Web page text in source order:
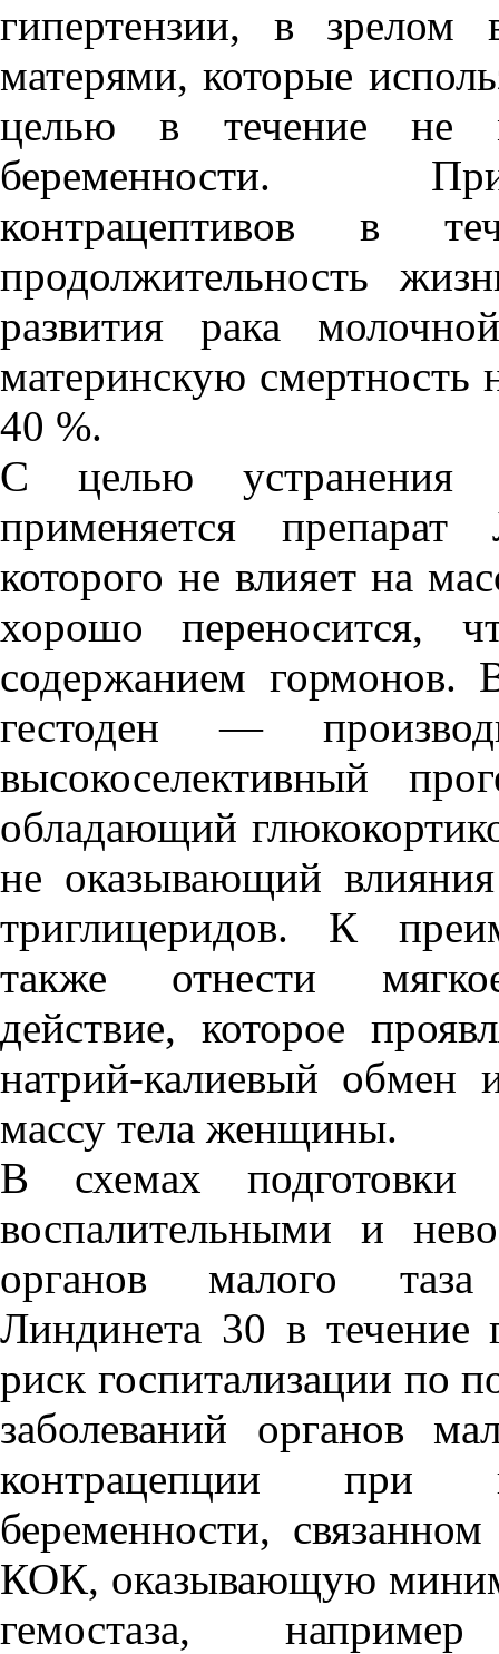
гипертензии, в зрелом
матерями, которые
целью в течение не
беременности.
контрацептивов в
продолжительность
развития рака
материнскую смертность
40 %.
С целью устранения
применяется препарат
которого не влияет на
хорошо переносится,
содержанием гормонов.
гестоден —
высокоселективный
обладающий
не оказывающий
триглицеридов. К
также отнести мягкое
действие, которое
натрий-калиевый обмен
массу тела женщины.
В схемах
воспалительными и
органов малого таза
Линдинета 30 в течение
риск госпитализации по
заболеваний органов
контрацепции при
беременности,
КОК, оказывающую
гемостаза,